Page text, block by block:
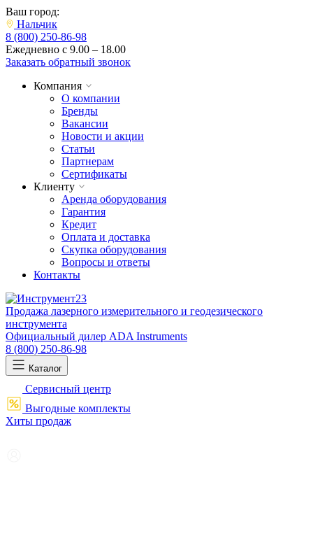
Ваш город:
Нальчик
8 (800) 250-86-98
Ежедневно с 9.00 – 18.00
Заказать обратный звонок
Компания
О компании
Бренды
Вакансии
Новости и акции
Статьи
Партнерам
Сертификаты
Клиенту
Аренда оборудования
Гарантия
Кредит
Оплата и доставка
Скупка оборудования
Вопросы и ответы
Контакты
Продажа лазерного измерительного и геодезического
инструмента
Официальный дилер ADA Instruments
8 (800) 250-86-98
Каталог
Сервисный центр
Выгодные комплекты
Хиты продаж